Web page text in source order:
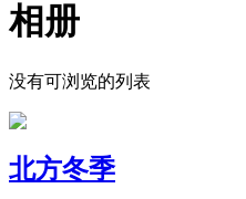
相册
没有可浏览的列表
北方冬季